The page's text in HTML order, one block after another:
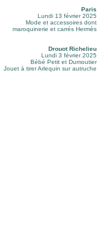
Paris
Lundi 13 février 2025
Mode et accessoires dont
maroquinerie et carrés Hermès
Drouot Richelieu
Lundi 3 février 2025
Bébé Petit et Dumoutier
Jouet à tirer Arlequin sur autruche